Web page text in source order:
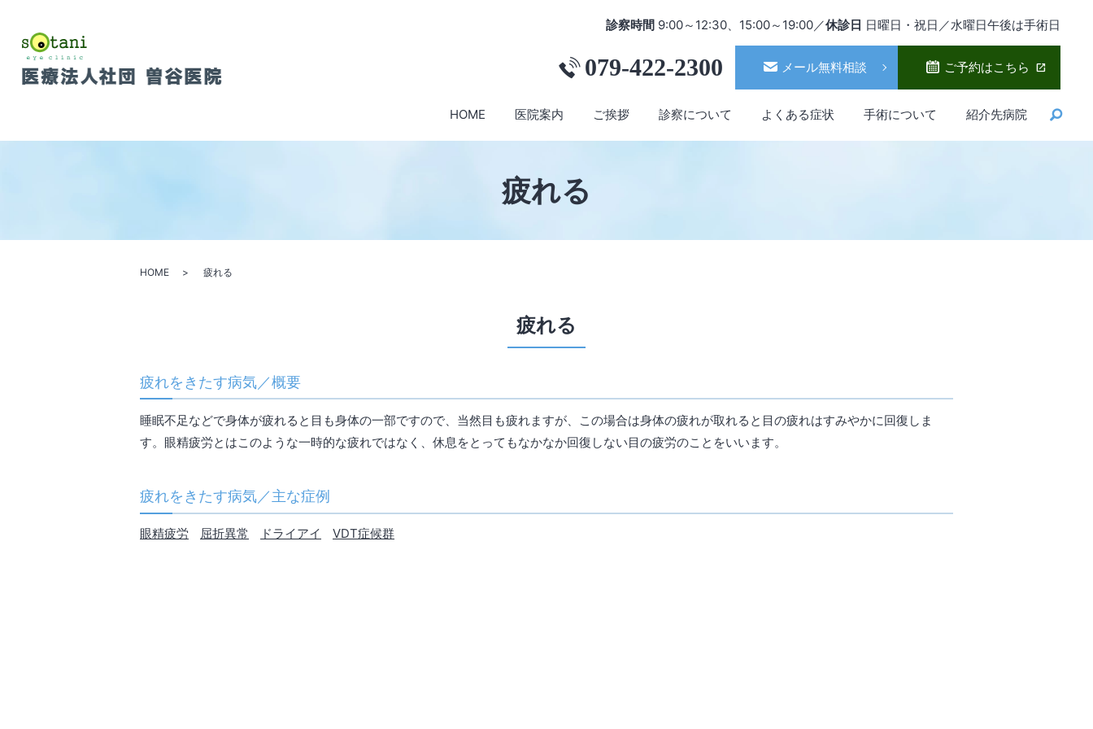
HOME 医院案内 ご挨拶 診察について よくある症状 手術について 紹介先病院
診察時間9:00～12:30、15:00～19:00／休診日 日曜日・祝日／水曜日午後は手術日
079-422-2300 メール無料相談 ご予約はこちら
疲れる
HOME 疲れる
疲れる
疲れをきたす病気／概要
睡眠不足などで身体が疲れると目も身体の一部ですので、当然目も疲れますが、この場合は身体の疲れが取れると目の疲れはすみやかに回復しま
す。眼精疲労とはこのような一時的な疲れではなく、休息をとってもなかなか回復しない目の疲労のことをいいます。
疲れをきたす病気／主な症例
眼精疲労 屈折異常 ドライアイ VDT症候群